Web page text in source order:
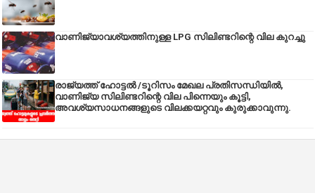
വാണിജ്യാവശ്യത്തിനുള്ള LPG സിലിണ്ടറിന്റെ വില കുറച്ചു
രാജ്യത്ത് ഹോട്ടൽ /ടൂറിസം മേഖല പ്രതിസന്ധിയിൽ,
വാണിജ്യ സിലിണ്ടറിന്റെ വില പിന്നെയും കൂട്ടി,
അവശ്യസാധനങ്ങളുടെ വിലക്കയറ്റവും കുരുക്കാവുന്നു.